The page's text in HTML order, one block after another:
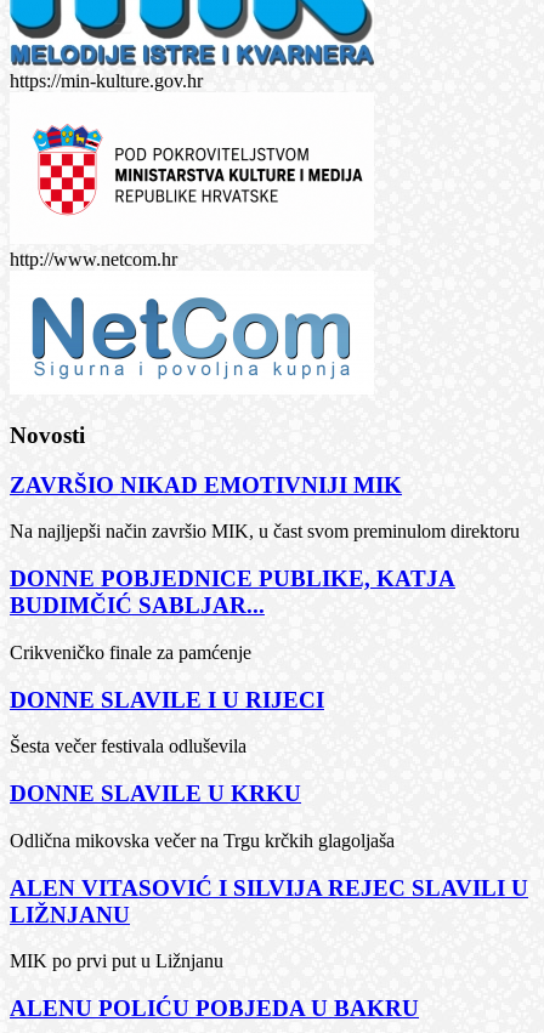
https://min-kulture.gov.hr
http://www.netcom.hr
Novosti
ZAVRŠIO NIKAD EMOTIVNIJI MIK
Na najljepši način završio MIK, u čast svom preminulom direktoru
DONNE POBJEDNICE PUBLIKE, KATJA
BUDIMČIĆ SABLJAR...
Crikveničko finale za pamćenje
DONNE SLAVILE I U RIJECI
Šesta večer festivala odluševila
DONNE SLAVILE U KRKU
Odlična mikovska večer na Trgu krčkih glagoljaša
ALEN VITASOVIĆ I SILVIJA REJEC SLAVILI U
LIŽNJANU
MIK po prvi put u Ližnjanu
ALENU POLIĆU POBJEDA U BAKRU